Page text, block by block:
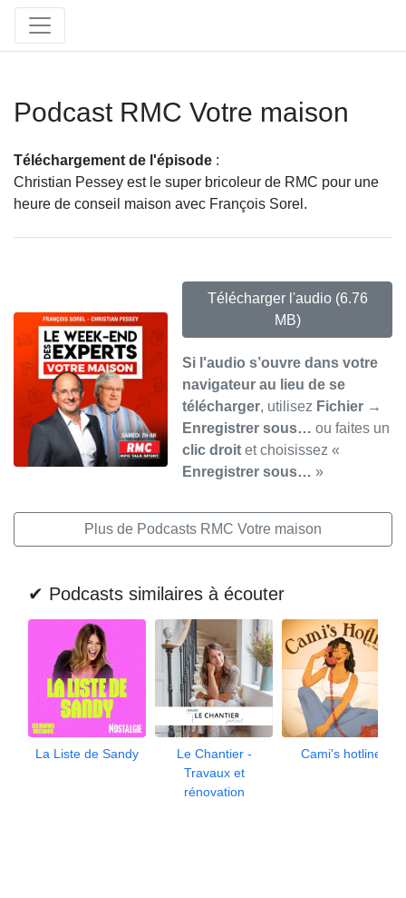
Podcast RMC Votre maison
Téléchargement de l'épisode :
Christian Pessey est le super bricoleur de RMC pour une
heure de conseil maison avec François Sorel.
Télécharger l'audio (6.76
MB)
Si l'audio s’ouvre dans votre
navigateur au lieu de se
télécharger, utilisez Fichier →
Enregistrer sous… ou faites un
clic droit et choisissez «
Enregistrer sous… »
Plus de Podcasts RMC Votre maison
✔ Podcasts similaires à écouter
La Liste de Sandy
Le Chantier -
Travaux et
rénovation
Cami's hotline